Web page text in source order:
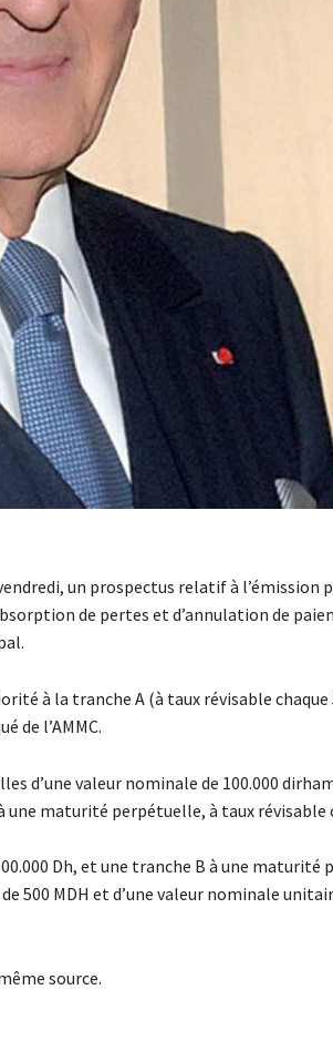
un prospectus relatif à l’émission
de pertes et d’annulation de
à la tranche A (à taux révisable chaque
de l’AMMC.
d’une valeur nominale de 100.000
une maturité perpétuelle, à taux révisable
Dh, et une tranche B à une
500 MDH et d’une valeur nominale
source.